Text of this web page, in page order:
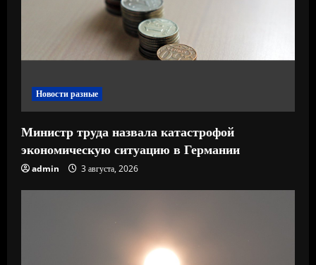
Новости разные
Министр труда назвала катастрофой
экономическую ситуацию в Германии
admin 3 августа, 2026